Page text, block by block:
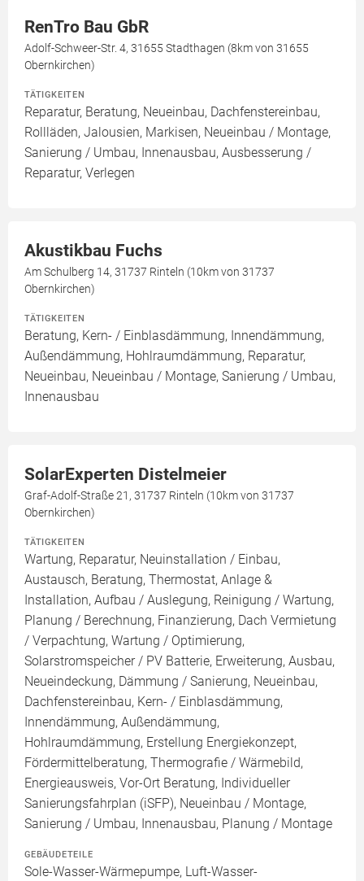
RenTro Bau GbR
Adolf-Schweer-Str. 4, 31655 Stadthagen (8km von 31655
Obernkirchen)
TÄTIGKEITEN
Reparatur, Beratung, Neueinbau, Dachfenstereinbau,
Rollläden, Jalousien, Markisen, Neueinbau / Montage,
Sanierung / Umbau, Innenausbau, Ausbesserung /
Reparatur, Verlegen
Akustikbau Fuchs
Am Schulberg 14, 31737 Rinteln (10km von 31737
Obernkirchen)
TÄTIGKEITEN
Beratung, Kern- / Einblasdämmung, Innendämmung,
Außendämmung, Hohlraumdämmung, Reparatur,
Neueinbau, Neueinbau / Montage, Sanierung / Umbau,
Innenausbau
SolarExperten Distelmeier
Graf-Adolf-Straße 21, 31737 Rinteln (10km von 31737
Obernkirchen)
TÄTIGKEITEN
Wartung, Reparatur, Neuinstallation / Einbau,
Austausch, Beratung, Thermostat, Anlage &
Installation, Aufbau / Auslegung, Reinigung / Wartung,
Planung / Berechnung, Finanzierung, Dach Vermietung
/ Verpachtung, Wartung / Optimierung,
Solarstromspeicher / PV Batterie, Erweiterung, Ausbau,
Neueindeckung, Dämmung / Sanierung, Neueinbau,
Dachfenstereinbau, Kern- / Einblasdämmung,
Innendämmung, Außendämmung,
Hohlraumdämmung, Erstellung Energiekonzept,
Fördermittelberatung, Thermografie / Wärmebild,
Energieausweis, Vor-Ort Beratung, Individueller
Sanierungsfahrplan (iSFP), Neueinbau / Montage,
Sanierung / Umbau, Innenausbau, Planung / Montage
GEBÄUDETEILE
Sole-Wasser-Wärmepumpe, Luft-Wasser-